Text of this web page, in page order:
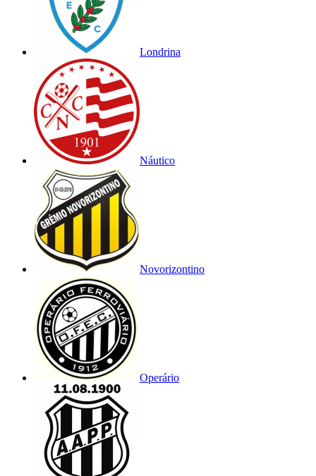
Londrina
Náutico
Novorizontino
Operário